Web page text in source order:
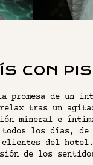
CON
promesa de un
tras un
mineral e
los días, de
del hotel.
de los